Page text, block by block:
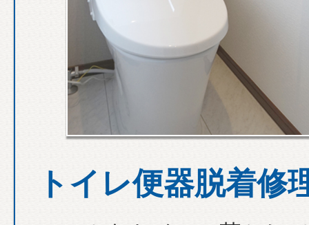
トイレ便器脱着修